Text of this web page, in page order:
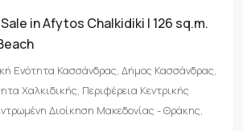
Two Independent Buildings (240 sqm)
Plot in Kryopigi, Halkidiki
Δημοτική Ενότητα Κασσάνδρας, Δήμος
Περιφερειακή Ενότητα Χαλκιδικής, Περιφέρεια
Αποκεντρωμένη Διοίκηση